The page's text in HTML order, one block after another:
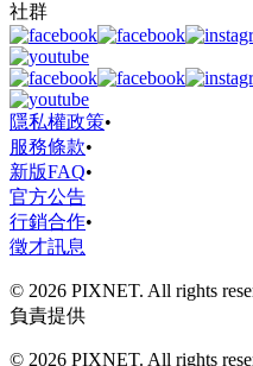
社群
隱私權政策•
服務條款•
新版FAQ•
官方公告
行銷合作•
徵才訊息
© 2026 PIXNET. All rights
負責提供
© 2026 PIXNET. All rights